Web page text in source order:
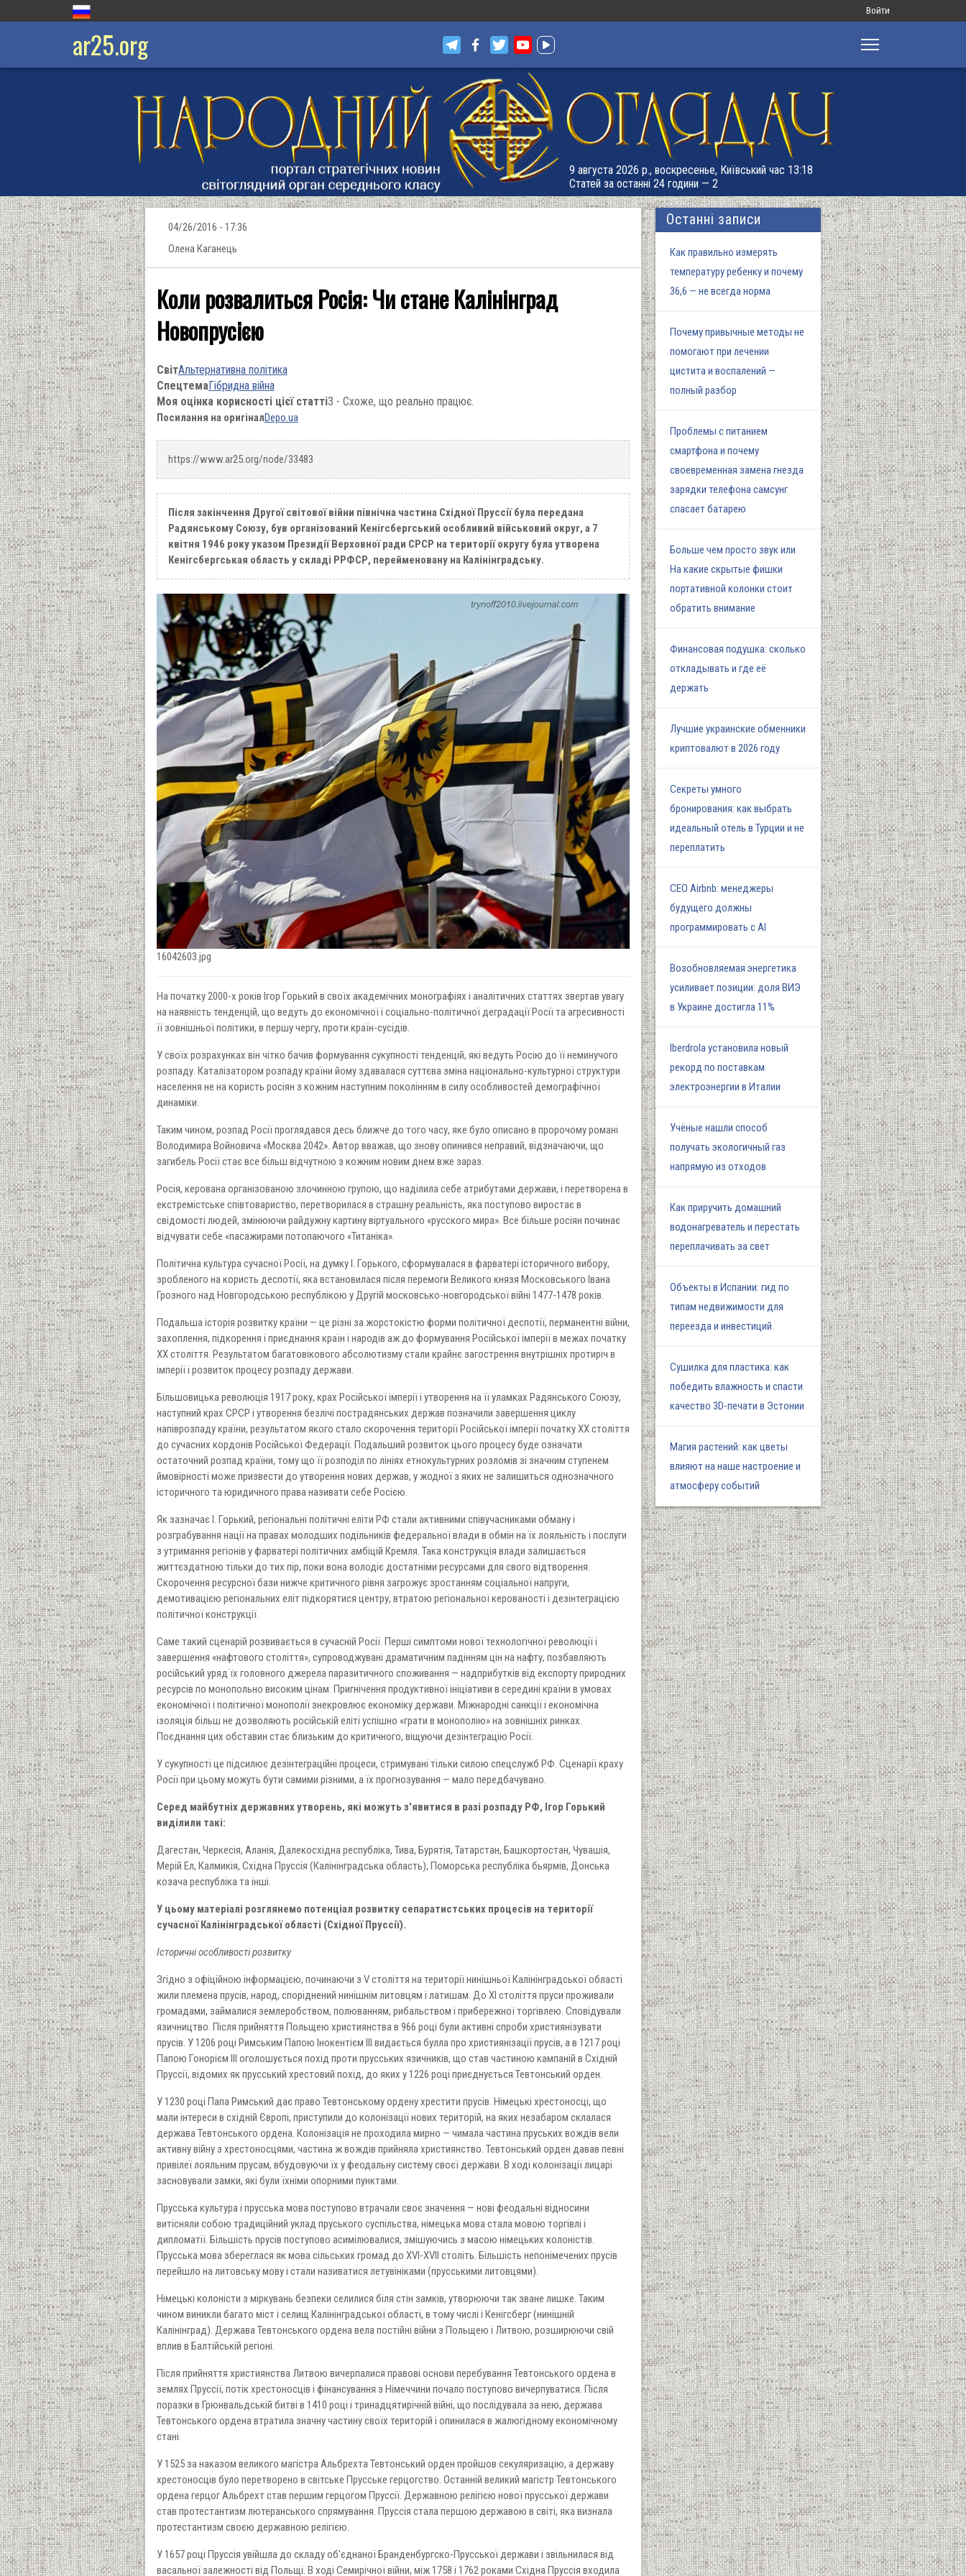
Меню
запису
Войти
ar25.org
9 августа 2026 р., воскресенье, Київський час 13:18
Статей за останні 24 години — 2
04/26/2016 - 17:36
Олена Каганець
Коли розвалиться Росія: Чи стане Калінінград
Новопрусією
СвітАльтернативна політика
СпецтемаГібридна війна
Моя оцінка корисності цієї статті3 - Схоже, що реально працює.
Посилання на оригіналDepo.ua
https://www.ar25.org/node/33483
Після закінчення Другої світової війни північна частина Східної Пруссії була передана
Радянському Союзу, був організований Кенігсбергський особливий військовий округ, а 7
квітня 1946 року указом Президії Верховної ради СРСР на території округу була утворена
Кенігсбергськая область у складі РРФСР, перейменовану на Калінінградську.
16042603.jpg
На початку 2000-х років Ігор Горький в своїх академічних монографіях і аналітичних статтях звертав увагу
на наявність тенденцій, що ведуть до економічної і соціально-політичної деградації Росії та агресивності
її зовнішньої політики, в першу чергу, проти країн-сусідів.
У своїх розрахунках він чітко бачив формування сукупності тенденцій, які ведуть Росію до її неминучого
розпаду. Каталізатором розпаду країни йому здавалася суттєва зміна національно-культурної структури
населення не на користь росіян з кожним наступним поколінням в силу особливостей демографічної
динаміки.
Таким чином, розпад Росії проглядався десь ближче до того часу, яке було описано в пророчому романі
Володимира Войновича «Москва 2042». Автор вважав, що знову опинився неправий, відзначаючи, що
загибель Росії стає все більш відчутною з кожним новим днем ​​вже зараз.
Росія, керована організованою злочинною групою, що наділила себе атрибутами держави, і перетворена в
екстремістське співтовариство, перетворилася в страшну реальність, яка поступово виростає в
свідомості людей, змінюючи райдужну картину віртуального «русского мира». Все більше росіян починає
відчувати себе «пасажирами потопаючого «Титаніка».
Політична культура сучасної Росії, на думку І. Горького, сформувалася в фарватері історичного вибору,
зробленого на користь деспотії, яка встановилася після перемоги Великого князя Московського Івана
Грозного над Новгородською республікою у Другій московсько-новгородської війні 1477-1478 років.
Подальша історія розвитку країни — це різні за жорстокістю форми політичної деспотії, перманентні війни,
захоплення, підкорення і приєднання країн і народів аж до формування Російської імперії в межах початку
ХХ століття. Результатом багатовікового абсолютизму стали крайнє загострення внутрішніх протиріч в
імперії і розвиток процесу розпаду держави.
Більшовицька революція 1917 року, крах Російської імперії і утворення на її уламках Радянського Союзу,
наступний крах СРСР і утворення безлічі пострадянських держав позначили завершення циклу
напіврозпаду країни, результатом якого стало скорочення території Російської імперії початку ХХ століття
до сучасних кордонів Російської Федерації. Подальший розвиток цього процесу буде означати
остаточний розпад країни, тому що її розподіл по лініях етнокультурних розломів зі значним ступенем
ймовірності може призвести до утворення нових держав, у жодної з яких не залишиться однозначного
історичного та юридичного права називати себе Росією.
Як зазначає І. Горький, регіональні політичні еліти РФ стали активними співучасниками обману і
розграбування нації на правах молодших подільників федеральної влади в обмін на їх лояльність і послуги
з утримання регіонів у фарватері політичних амбіцій Кремля. Така конструкція влади залишається
життєздатною тільки до тих пір, поки вона володіє достатніми ресурсами для свого відтворення.
Скорочення ресурсної бази нижче критичного рівня загрожує зростанням соціальної напруги,
демотивацією регіональних еліт підкорятися центру, втратою регіональної керованості і дезінтеграцією
політичної конструкції.
Саме такий сценарій розвивається в сучасній Росії. Перші симптоми нової технологічної революції і
завершення «нафтового століття», супроводжувані драматичним падінням цін на нафту, позбавляють
російський уряд їх головного джерела паразитичного споживання — надприбутків від експорту природних
ресурсів по монопольно високим цінам. Пригнічення продуктивної ініціативи в середині країни в умовах
економічної і політичної монополії знекровлює економіку держави. Міжнародні санкції і економічна
ізоляція більш не дозволяють російській еліті успішно «грати в монополію» на зовнішніх ринках.
Поєднання цих обставин стає близьким до критичного, віщуючи дезінтеграцію Росії.
У сукупності це підсилює дезінтеграційні процеси, стримувані тільки силою спецслужб РФ. Сценарії краху
Росії при цьому можуть бути самими різними, а їх прогнозування — мало передбачувано.
Серед майбутніх державних утворень, які можуть з'явитися в разі розпаду РФ, Ігор Горький
виділили такі:
Дагестан, Черкесія, Аланія, Далекосхідна республіка, Тива, Бурятія, Татарстан, Башкортостан, Чувашія,
Мерій Ел, Калмикія, Східна Пруссія (Калінінградська область), Поморська республіка бьярмів, Донська
козача республіка та інші.
У цьому матеріалі розглянемо потенціал розвитку сепаратистських процесів на території
сучасної Калінінградської області (Східної Пруссії).
Історичні особливості розвитку
Згідно з офіційною інформацією, починаючи з V століття на території нинішньої Калінінградської області
жили племена прусів, народ, споріднений нинішнім литовцям і латишам. До XI століття пруси проживали
громадами, займалися землеробством, полюванням, рибальством і прибережної торгівлею. Сповідували
язичництво. Після прийняття Польщею християнства в 966 році були активні спроби християнізувати
прусів. У 1206 році Римським Папою Інокентієм III видається булла про християнізації прусів, а в 1217 році
Папою Гонорієм III оголошується похід проти прусських язичників, що став частиною кампаній в Східній
Пруссії, відомих як прусський хрестовий похід, до яких у 1226 році приєднується Тевтонський орден.
У 1230 році Папа Римський дає право Тевтонському ордену хрестити прусів. Німецькі хрестоносці, що
мали інтереси в східній Європі, приступили до колонізації нових територій, на яких незабаром склалася
держава Тевтонського ордена. Колонізація не проходила мирно — чимала частина пруських вождів вели
активну війну з хрестоносцями, частина ж вождів прийняла християнство. Тевтонський орден давав певні
привілеї лояльним прусам, вбудовуючи їх у феодальну систему своєї держави. В ході колонізації лицарі
засновували замки, які були їхніми опорними пунктами.
Прусська культура і прусська мова поступово втрачали своє значення — нові феодальні відносини
витісняли собою традиційний уклад пруського суспільства, німецька мова стала мовою торгівлі і
дипломатії. Більшість прусів поступово асимілювалися, змішуючись з масою німецьких колоністів.
Прусська мова збереглася як мова сільських громад до XVI-XVII століть. Більшість непонімечених прусів
перейшло на литовську мову і стали називатися летувініками (прусськими литовцями).
Німецькі колоністи з міркувань безпеки селилися біля стін замків, утворюючи так зване лишке. Таким
чином виникли багато міст і селищ Калінінградської області, в тому числі і Кенігсберг (нинішній
Калінінград). Держава Тевтонського ордена вела постійні війни з Польщею і Литвою, розширюючи свій
вплив в Балтійській регіоні.
Після прийняття християнства Литвою вичерпалися правові основи перебування Тевтонського ордена в
землях Пруссії, потік хрестоносців і фінансування з Німеччини почало поступово вичерпуватися. Після
поразки в Грюнвальдській битві в 1410 році і тринадцятирічній війні, що послідувала за нею, держава
Тевтонського ордена втратила значну частину своїх територій і опинилася в жалюгідному економічному
стані.
У 1525 за наказом великого магістра Альбрехта Тевтонський орден пройшов секуляризацію, а державу
хрестоносців було перетворено в світське Прусське герцогство. Останній великий магістр Тевтонського
ордена герцог Альбрехт став першим герцогом Пруссії. Державною релігією нової прусської держави
став протестантизм лютеранського спрямування. Пруссія стала першою державою в світі, яка визнала
протестантизм своєю державною релігією.
У 1657 році Пруссія увійшла до складу об'єднаної Бранденбургско-Прусської держави і звільнилася від
васальної залежності від Польщі. В ході Семирічної війни, між 1758 і 1762 роками Східна Пруссія входила
Останні записи
Как правильно измерять
температуру ребенку и почему
36,6 — не всегда норма
Почему привычные методы не
помогают при лечении
цистита и воспалений —
полный разбор
Проблемы с питанием
смартфона и почему
своевременная замена гнезда
зарядки телефона самсунг
спасает батарею
Больше чем просто звук или
На какие скрытые фишки
портативной колонки стоит
обратить внимание
Финансовая подушка: сколько
откладывать и где её
держать
Лучшие украинские обменники
криптовалют в 2026 году
Секреты умного
бронирования: как выбрать
идеальный отель в Турции и не
переплатить
СЕО Airbnb: менеджеры
будущего должны
программировать с AI
Возобновляемая энергетика
усиливает позиции: доля ВИЭ
в Украине достигла 11%
Iberdrola установила новый
рекорд по поставкам
электроэнергии в Италии
Учёные нашли способ
получать экологичный газ
напрямую из отходов
Как приручить домашний
водонагреватель и перестать
переплачивать за свет
Объекты в Испании: гид по
типам недвижимости для
переезда и инвестиций
Сушилка для пластика: как
победить влажность и спасти
качество 3D-печати в Эстонии
Магия растений: как цветы
влияют на наше настроение и
атмосферу событий